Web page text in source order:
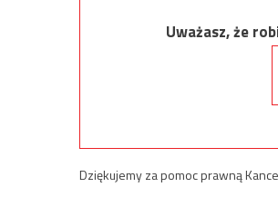
Uważasz, że
Dziękujemy za pomoc prawną